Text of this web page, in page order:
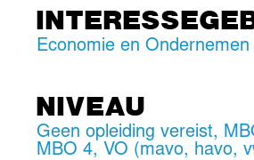
Economie en Ondernemen
NIVEAU
Geen opleiding vereist,
MBO 4, VO (mavo, havo,